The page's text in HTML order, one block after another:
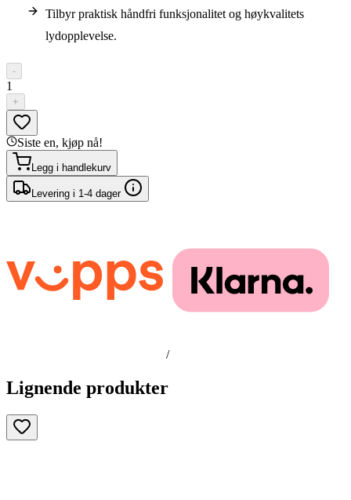
Tilbyr praktisk håndfri funksjonalitet og høykvalitets
lydopplevelse.
-
1
+
Siste en, kjøp nå!
Legg i handlekurv
Levering i 1-4 dager
/
Lignende produkter